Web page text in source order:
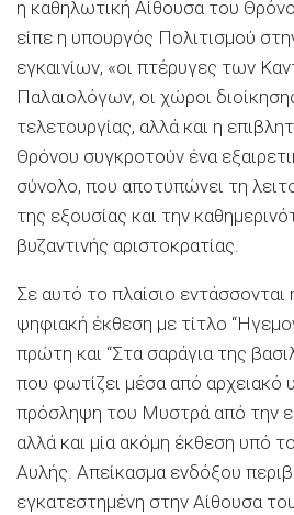
η καθηλωτική Αίθουσα του
είπε η υπουργός Πολιτισμού
εγκαινίων, «οι πτέρυγες των
Παλαιολόγων, οι χώροι
τελετουργίας, αλλά και η
Θρόνου συγκροτούν ένα
σύνολο, που αποτυπώνει τη
της εξουσίας και την
βυζαντινής αριστοκρατίας.
Σε αυτό το πλαίσιο εντάσσονται
ψηφιακή έκθεση με τίτλο
πρώτη και “Στα σαράγια της
που φωτίζει μέσα από αρχειακό
πρόσληψη του Μυστρά από την
αλλά και μία ακόμη έκθεση υπό
Αυλής. Απείκασμα ενδόξου
εγκατεστημένη στην Αίθουσα